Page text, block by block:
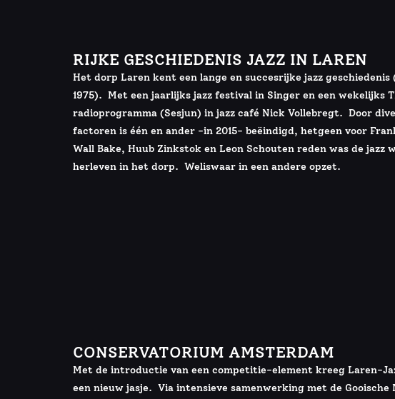
RIJKE GESCHIEDENIS JAZZ IN LAREN
Het dorp Laren kent een lange en succesrijke jazz geschiedenis
1975). Met een jaarlijks jazz festival in Singer en een wekelijks
radioprogramma (Sesjun) in jazz café Nick Vollebregt. Door
factoren is één en ander -in 2015- beëindigd, hetgeen voor
Wall Bake, Huub Zinkstok en Leon Schouten reden was de jazz
herleven in het dorp. Weliswaar in een andere opzet.
CONSERVATORIUM AMSTERDAM
Met de introductie van een competitie-element kreeg Laren-
een nieuw jasje. Via intensieve samenwerking met de Gooische